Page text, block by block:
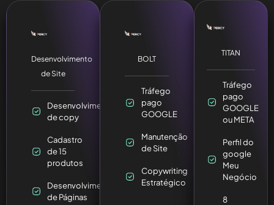
Desenvolvimento
de Site
Desenvolvimento
de copy
Cadastro
de 15
produtos
Desenvolvimento
de Páginas
BOLT
Tráfego
pago
GOOGLE
Manutenção
de Site
Copywriting
Estratégico
TITAN
Tráfego
pago
GOOGLE
ou META
Perfil do
google
Meu
Negócio
8